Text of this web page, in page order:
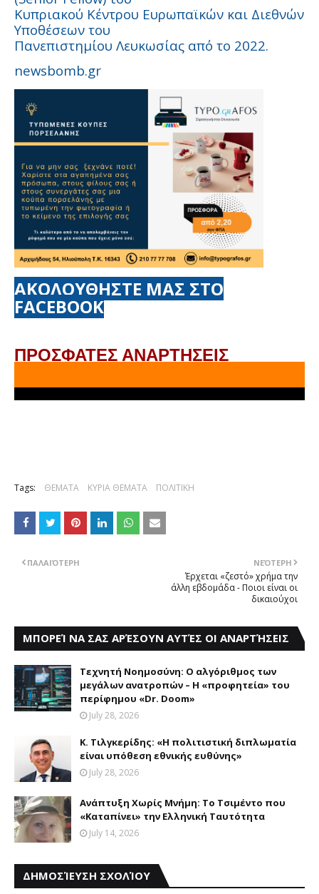
Κυπριακού Κέντρου Ευρωπαϊκών και Διεθνών
Υποθέσεων του
Πανεπιστημίου Λευκωσίας από το 2022.
newsbomb.gr
ΑΚΟΛΟΥΘΗΣΤΕ ΜΑΣ ΣΤΟ
FACEBOOK
ΠΡΟΣΦΑΤΕΣ ΑΝΑΡΤΗΣΕΙΣ
Tags: ΘΕΜΑΤΑ ΚΥΡΙΑ ΘΕΜΑΤΑ ΠΟΛΙΤΙΚΗ
ΝΕΌΤΕΡΗ
Έρχεται «ζεστό» χρήμα την
άλλη εβδομάδα - Ποιοι είναι οι
δικαιούχοι
ΠΑΛΑΙΌΤΕΡΗ
ΜΠΟΡΕΊ ΝΑ ΣΑΣ ΑΡΈΣΟΥΝ ΑΥΤΈΣ ΟΙ ΑΝΑΡΤΉΣΕΙΣ
Τεχνητή Νοημοσύνη: Ο αλγόριθμος των
μεγάλων ανατροπών – Η «προφητεία» του
περίφημου «Dr. Doom»
July 28, 2026
Κ. Τιλγκερίδης: «Η πολιτιστική διπλωματία
είναι υπόθεση εθνικής ευθύνης»
July 28, 2026
Aνάπτυξη Xωρίς Mνήμη: Το Τσιμέντο που
«Καταπίνει» την Ελληνική Ταυτότητα
July 14, 2026
ΔΗΜΟΣΊΕΥΣΗ ΣΧΟΛΊΟΥ